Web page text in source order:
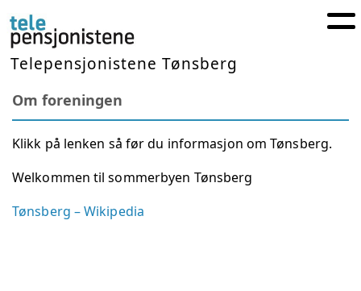
Telepensjonistene Tønsberg
Om foreningen
Klikk på lenken så før du informasjon om Tønsberg.
Welkommen til sommerbyen Tønsberg
Tønsberg – Wikipedia